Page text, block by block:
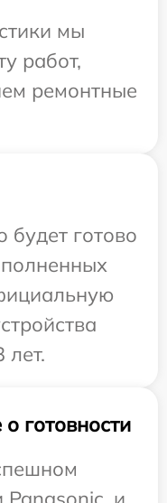
мы
работ,
ремонтные
будет готово
лет.
готовности